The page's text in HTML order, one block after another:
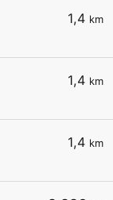
1,4 km
1,4 km
1,4 km